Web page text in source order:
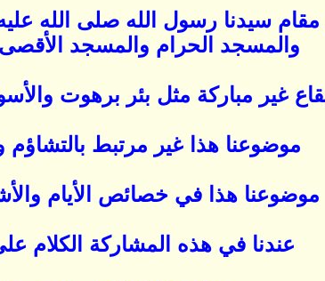
مقام سيدنا رسول الله صلى الله
والمسجد الحرام والمسجد
غير مباركة مثل بئر برهوت
موضوعنا هذا غير مرتبط بالتشاؤم
موضوعنا هذا في خصائص الأيام
عندنا في هذه المشاركة الكلام